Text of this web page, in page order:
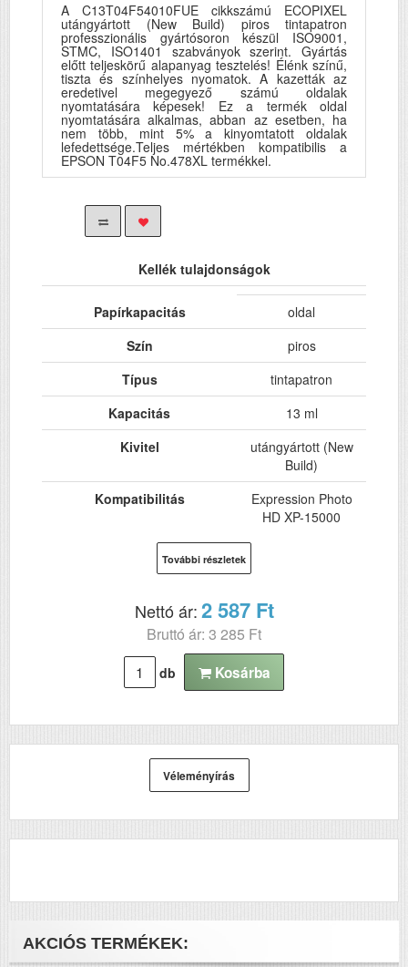
A C13T04F54010FUE cikkszámú ECOPIXEL
utángyártott (New Build) piros tintapatron
professzionális gyártósoron készül ISO9001,
STMC, ISO1401 szabványok szerint. Gyártás
előtt teljeskörű alapanyag tesztelés! Élénk színű,
tiszta és színhelyes nyomatok. A kazetták az
eredetivel megegyező számú oldalak
nyomtatására képesek! Ez a termék oldal
nyomtatására alkalmas, abban az esetben, ha
nem több, mint 5% a kinyomtatott oldalak
lefedettsége.Teljes mértékben kompatibilis a
EPSON T04F5 No.478XL termékkel.
Kellék tulajdonságok
Papírkapacitás
oldal
Szín
piros
Típus
tintapatron
Kapacitás
13 ml
Kivitel
utángyártott (New
Build)
Kompatibilitás
Expression Photo
HD XP-15000
További részletek
Nettó ár:2 587 Ft
Bruttó ár: 3 285 Ft
db Kosárba
Véleményírás
AKCIÓS TERMÉKEK: